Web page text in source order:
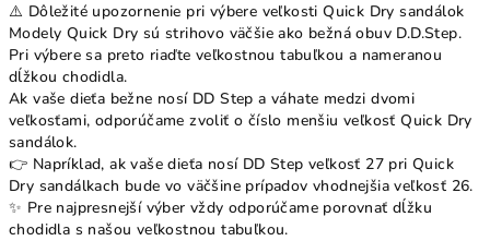
⚠️ Dôležité upozornenie pri výbere veľkosti Quick Dry sandálok
Modely Quick Dry sú strihovo väčšie ako bežná obuv D.D.Step.
Pri výbere sa preto riaďte veľkostnou tabuľkou a nameranou
dĺžkou chodidla.
Ak vaše dieťa bežne nosí DD Step a váhate medzi dvomi
veľkosťami, odporúčame zvoliť o číslo menšiu veľkosť Quick Dry
sandálok.
👉 Napríklad, ak vaše dieťa nosí DD Step veľkosť 27 pri Quick
Dry sandálkach bude vo väčšine prípadov vhodnejšia veľkosť 26.
✨ Pre najpresnejší výber vždy odporúčame porovnať dĺžku
chodidla s našou veľkostnou tabuľkou.